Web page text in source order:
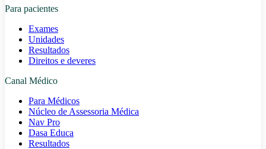
Para pacientes
Exames
Unidades
Resultados
Direitos e deveres
Canal Médico
Para Médicos
Núcleo de Assessoria Médica
Nav Pro
Dasa Educa
Resultados